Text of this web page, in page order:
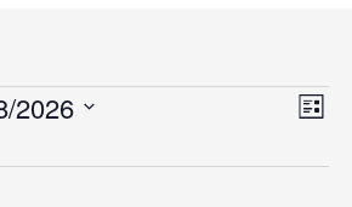
N
a
N
Liste
2026